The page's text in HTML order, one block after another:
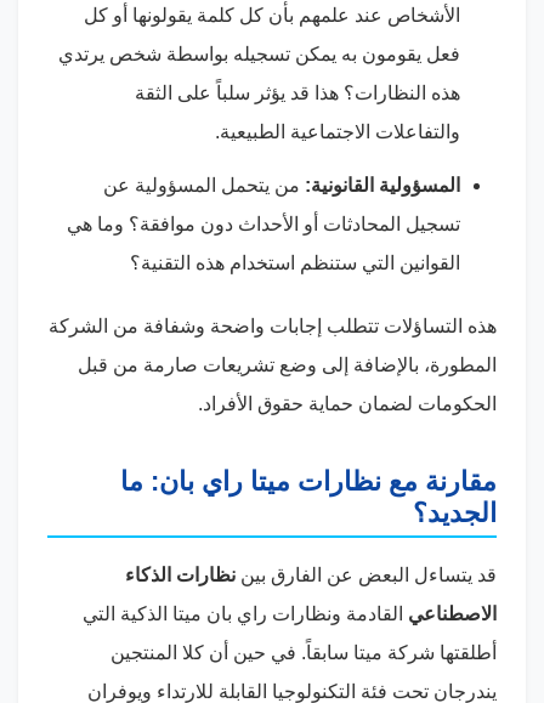
الأشخاص عند علمهم بأن كل كلمة يقولونها أو كل
فعل يقومون به يمكن تسجيله بواسطة شخص يرتدي
هذه النظارات؟ هذا قد يؤثر سلباً على الثقة
والتفاعلات الاجتماعية الطبيعية.
المسؤولية القانونية: من يتحمل المسؤولية عن
تسجيل المحادثات أو الأحداث دون موافقة؟ وما هي
القوانين التي ستنظم استخدام هذه التقنية؟
هذه التساؤلات تتطلب إجابات واضحة وشفافة من الشركة
المطورة، بالإضافة إلى وضع تشريعات صارمة من قبل
الحكومات لضمان حماية حقوق الأفراد.
مقارنة مع نظارات ميتا راي بان: ما
الجديد؟
قد يتساءل البعض عن الفارق بين نظارات الذكاء
الاصطناعي القادمة ونظارات راي بان ميتا الذكية التي
أطلقتها شركة ميتا سابقاً. في حين أن كلا المنتجين
يندرجان تحت فئة التكنولوجيا القابلة للارتداء ويوفران